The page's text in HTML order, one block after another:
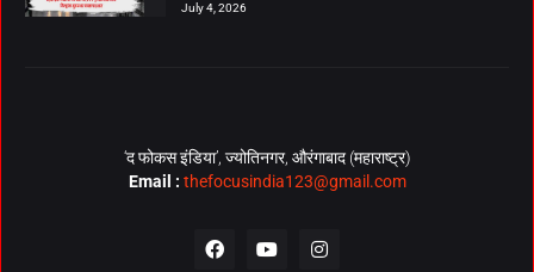
July 4, 2026
‘द फोकस इंडिया’, ज्योतिनगर, औरंगाबाद (महाराष्ट्र)
Email : thefocusindia123@gmail.com